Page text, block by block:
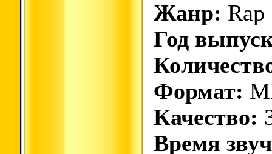
Жанр:
Год
Формат:
Качество:
Время